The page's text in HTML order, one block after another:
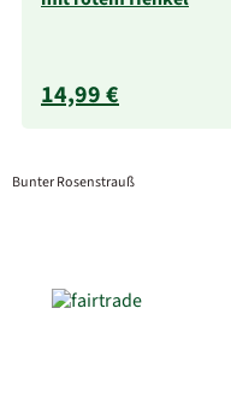
14,99 €
Bunter Rosenstrauß